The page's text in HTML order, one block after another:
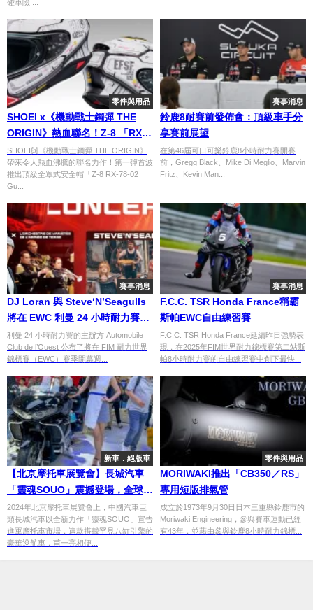
碰車險 ...
零件與用品
SHOEI x《機動戰士鋼彈 THE
ORIGIN》熱血聯名！Z-8 「RX-
78-02 Gundam」新登場！
SHOEI與《機動戰士鋼彈 THE ORIGIN》
帶來令人熱血沸騰的聯名力作！第一彈首波
推出頂級全罩式安全帽「Z-8 RX-78-02
Gu...
賽事消息
鈴鹿8耐賽前發佈會：頂級車手分
享賽前展望
在第46屆可口可樂鈴鹿8小時耐力賽開賽
前，Gregg Black、Mike Di Meglio、Marvin
Fritz、Kevin Man...
賽事消息
DJ Loran 與 Steve‘N’Seagulls
將在 EWC 利曼 24 小時耐力賽中
演出
利曼 24 小時耐力賽的主辦方 Automobile
Club de l’Ouest 公布了將在 FIM 耐力世界
錦標賽（EWC）賽季開幕週...
賽事消息
F.C.C. TSR Honda France稱霸
斯帕EWC自由練習賽
F.C.C. TSR Honda France延續昨日強勢表
現，在2025年FIM世界耐力錦標賽第二站斯
帕8小時耐力賽的自由練習賽中創下最快...
新車．絕版車
【北京摩托車展覽會】長城汽車
「靈魂SOUO」震撼登場，全球首
款水平對臥八缸豪華巡航車
2024年北京摩托車展覽會上，中國汽車巨
頭長城汽車以全新力作「靈魂SOUO」宣告
進軍摩托車市場，這款搭載罕見八缸引擎的
豪華巡航車，甫一亮相便...
零件與用品
MORIWAKI推出「CB350／RS」
專用短版排氣管
成立於1973年9月30日日本三重縣鈴鹿市的
Moriwaki Engineering，參與賽車運動已經
有43年，並藉由參與鈴鹿8小時耐力錦標...